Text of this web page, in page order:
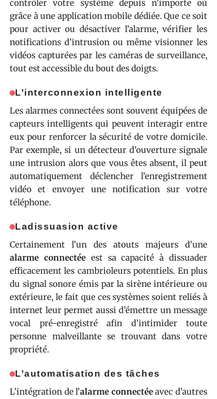
contrôler votre système depuis n’importe où
grâce à une application mobile dédiée. Que ce soit
pour activer ou désactiver l’alarme, vérifier les
notifications d’intrusion ou même visionner les
vidéos capturées par les caméras de surveillance,
tout est accessible du bout des doigts.
L’interconnexion intelligente
Les alarmes connectées sont souvent équipées de
capteurs intelligents qui peuvent interagir entre
eux pour renforcer la sécurité de votre domicile.
Par exemple, si un détecteur d’ouverture signale
une intrusion alors que vous êtes absent, il peut
automatiquement déclencher l’enregistrement
vidéo et envoyer une notification sur votre
téléphone.
Ladissuasion active
Certainement l’un des atouts majeurs d’une
alarme connectéeest sa capacité à dissuader
efficacement les cambrioleurs potentiels. En plus
du signal sonore émis par la sirène intérieure ou
extérieure, le fait que ces systèmes soient reliés à
internet leur permet aussi d’émettre un message
vocal pré-enregistré afin d’intimider toute
personne malveillante se trouvant dans votre
propriété.
L’automatisation des tâches
L’intégration de l’alarme connectéeavec d’autres